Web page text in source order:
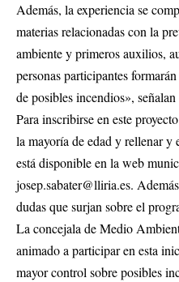
Además, la experiencia se
materias relacionadas con la
ambiente y primeros auxilios,
personas participantes
de posibles incendios»,
Para inscribirse en este
la mayoría de edad y rellenar
está disponible en la web
josep.sabater@lliria.es.
dudas que surjan sobre el
La concejala de Medio
animado a participar en esta
mayor control sobre posibles